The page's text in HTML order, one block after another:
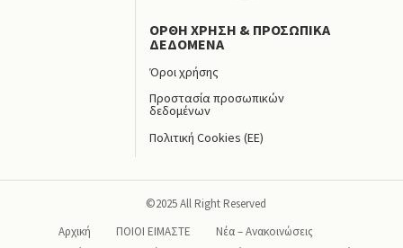
ΟΡΘΉ ΧΡΗΣΗ & ΠΡΟΣΩΠΙΚΑ
ΔΕΔΟΜΕΝΑ
Όροι χρήσης
Προστασία προσωπικών
δεδομένων
Πολιτική Cookies (EE)
©2025 All Right Reserved
Αρχική
ΠΟΙΟΙ ΕΙΜΑΣΤΕ
Νέα – Ανακοινώσεις